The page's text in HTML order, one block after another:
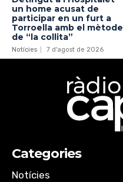
un home acusat de
participar en un furt a
Torroella amb el mètode
de “la collita”
Notícies 7 d'agost de 2026
Categories
Notícies